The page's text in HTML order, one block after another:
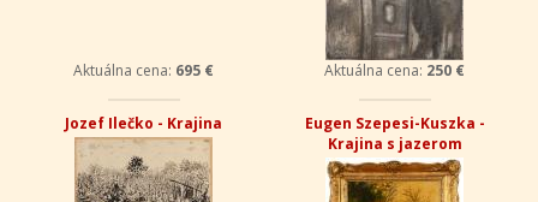
Aktuálna cena: 695 € Aktuálna cena: 250 €
Jozef Ilečko - Krajina
Eugen Szepesi-Kuszka -
Krajina s jazerom